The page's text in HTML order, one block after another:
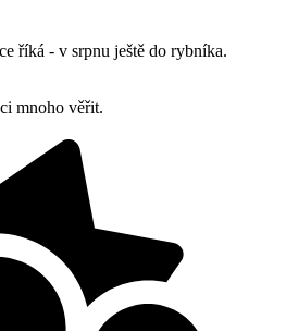
říká - v srpnu ještě do rybníka.
mnoho věřit.